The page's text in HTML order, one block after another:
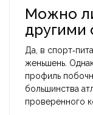
Можно
другими
Да, в
женьшень.
профиль
большинства
проверенного